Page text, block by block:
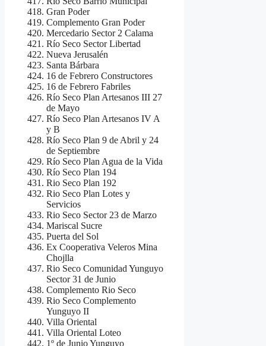
Gran Poder
Complemento Gran Poder
Mercedario Sector 2 Calama
Río Seco Sector Libertad
Nueva Jerusalén
Santa Bárbara
16 de Febrero Constructores
16 de Febrero Fabriles
Río Seco Plan Artesanos III 27
de Mayo
Río Seco Plan Artesanos IV A
y B
Río Seco Plan 9 de Abril y 24
de Septiembre
Río Seco Plan Agua de la Vida
Río Seco Plan 194
Rio Seco Plan 192
Rio Seco Plan Lotes y
Servicios
Rio Seco Sector 23 de Marzo
Mariscal Sucre
Puerta del Sol
Ex Cooperativa Veleros Mina
Chojlla
Rio Seco Comunidad Yunguyo
Sector 31 de Junio
Complemento Rio Seco
Rio Seco Complemento
Yunguyo II
Villa Oriental
Villa Oriental Loteo
1º de Junio Yunguyo